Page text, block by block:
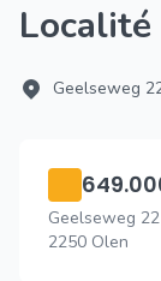
Localité
Geelseweg
Geelseweg 22
2250 Olen